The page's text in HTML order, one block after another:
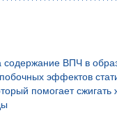
содержание ВПЧ в
эффектов
помогает сжигать